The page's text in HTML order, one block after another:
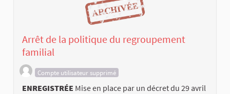
Arrêt de la politique du regroupement
familial
Compte utilisateur supprimé
ENREGISTRÉE Mise en place par un décret du 29 avril